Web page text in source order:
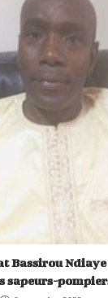
Bassirou
sapeurs-